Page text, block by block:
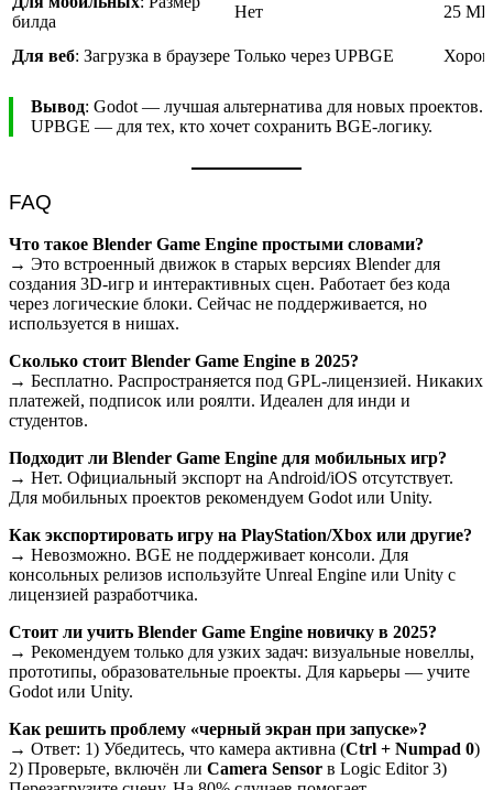
билда
Нет 25
Для веб: Загрузка в браузере Только через UPBGE
Вывод: Godot — лучшая альтернатива для новых проектов.
UPBGE — для тех, кто хочет сохранить BGE-логику.
FAQ
Что такое Blender Game Engine простыми словами?
→ Это встроенный движок в старых версиях Blender для
создания 3D-игр и интерактивных сцен. Работает без кода
через логические блоки. Сейчас не поддерживается, но
используется в нишах.
Сколько стоит Blender Game Engine в 2025?
→ Бесплатно. Распространяется под GPL-лицензией. Никаких
платежей, подписок или роялти. Идеален для инди и
студентов.
Подходит ли Blender Game Engine для мобильных игр?
→ Нет. Официальный экспорт на Android/iOS отсутствует.
Для мобильных проектов рекомендуем Godot или Unity.
Как экспортировать игру на PlayStation/Xbox или другие?
→ Невозможно. BGE не поддерживает консоли. Для
консольных релизов используйте Unreal Engine или Unity с
лицензией разработчика.
Стоит ли учить Blender Game Engine новичку в 2025?
→ Рекомендуем только для узких задач: визуальные новеллы,
прототипы, образовательные проекты. Для карьеры — учите
Godot или Unity.
Как решить проблему «черный экран при запуске»?
→ Ответ: 1) Убедитесь, что камера активна (Ctrl + Numpad 0)
2) Проверьте, включён ли Camera Sensor в Logic Editor 3)